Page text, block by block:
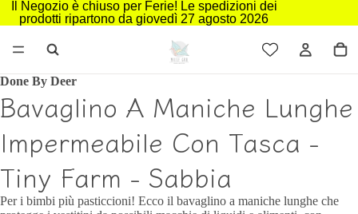
Il Negozio è chiuso per Ferie! Le spedizioni dei
prodotti ripartono da giovedì 27 agosto 2026
Done By Deer
Bavaglino A Maniche Lunghe
Impermeabile Con Tasca -
Tiny Farm - Sabbia
Per i bimbi più pasticcioni! Ecco il bavaglino a maniche lunghe che